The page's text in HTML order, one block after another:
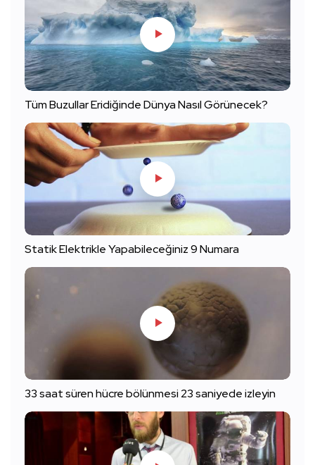
Tüm Buzullar Eridiğinde Dünya Nasıl Görünecek?
Statik Elektrikle Yapabileceğiniz 9 Numara
33 saat süren hücre bölünmesi 23 saniyede izleyin